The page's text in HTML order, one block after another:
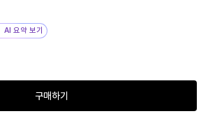
AI 요약 보기
구매하기